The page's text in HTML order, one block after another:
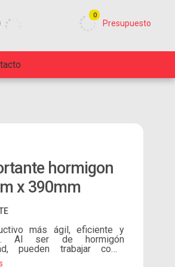
0
Presupuesto
hormigon
x 390mm
más ágil, eficiente y
Al ser de hormigón
pueden trabajar como
columnas y vigas en su